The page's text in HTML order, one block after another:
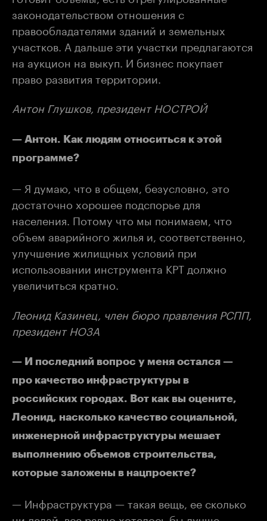
законодательством отношения с
правообладателями зданий и земельных
участков. А дальше эти участки предлагаются
на аукцион на выкуп. И бизнес покупает
право развития территории.
Антон Глушков, президент НОСТРОЙ
— Антон. Как людям относиться к этой
программе?
— Я думаю, что в общем, безусловно, это
достаточно хорошее подспорье для
населения. Потому что мы понимаем, что
объем аварийного жилья и, соответственно,
улучшение жилищных условий при
использовании инструмента КРТ должно
увеличиться кратно.
Леонид Казинец, член бюро правления РСПП,
президент НОЗА
— И последний вопрос у меня остался —
про качество инфраструктуры в
российских городах. Вот как вы оцените,
Леонид, насколько качество социальной,
инженерной инфраструктуры мешает
выполнению объемов строительства,
которые заложены в нацпроекте?
— Инфраструктура — такая вещь, ее сколько